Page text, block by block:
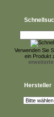
Verwenden Sie
ein Produkt
Hersteller